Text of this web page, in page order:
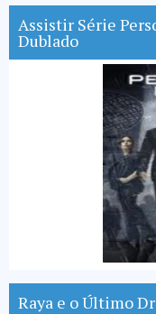
Assistir Série
Dublado
Raya e o Último